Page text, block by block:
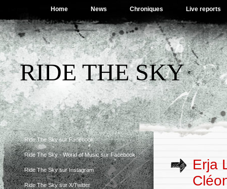
Home News Chroniques Live reports
RIDE THE SKY
Ride The Sky sur Facebook
Ride The Sky - World of Music sur Facebook
Ride The Sky sur Instagram
Ride The Sky sur X/Twitter
Erja